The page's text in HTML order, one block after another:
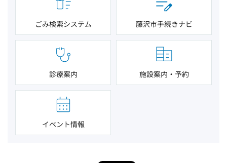
ごみ検索システム 藤沢市手続きナビ
診療案内 施設案内・予約
イベント情報